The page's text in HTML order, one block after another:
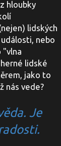
hloubky
lidských
nebo
"vlna
lidské
jako to
nás vede?
Je